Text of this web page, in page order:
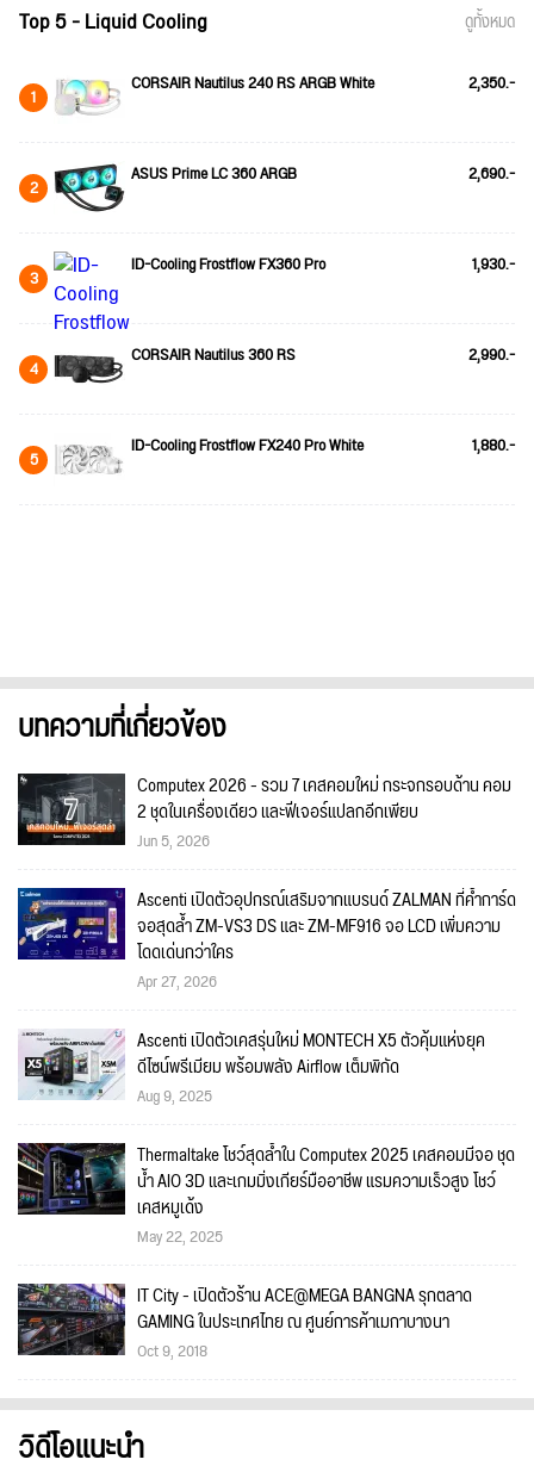
Top 5 - Liquid Cooling ดูทั้งหมด
1 CORSAIR Nautilus 240 RS ARGB White 2,350.-
2 ASUS Prime LC 360 ARGB 2,690.-
3 ID-Cooling Frostflow FX360 Pro 1,930.-
4 CORSAIR Nautilus 360 RS 2,990.-
5 ID-Cooling Frostflow FX240 Pro White 1,880.-
บทความที่เกี่ยวข้อง
Computex 2026 - รวม 7 เคสคอมใหม่ กระจกรอบด้าน คอม
2 ชุดในเครื่องเดียว และฟีเจอร์แปลกอีกเพียบ
Jun 5, 2026
Ascenti เปิดตัวอุปกรณ์เสริมจากแบรนด์ ZALMAN ที่ค้ำการ์ด
จอสุดล้ำ ZM-VS3 DS และ ZM-MF916 จอ LCD เพิ่มความ
โดดเด่นกว่าใคร
Apr 27, 2026
Ascenti เปิดตัวเคสรุ่นใหม่ MONTECH X5 ตัวคุ้มแห่งยุค
ดีไซน์พรีเมียม พร้อมพลัง Airflow เต็มพิกัด
Aug 9, 2025
Thermaltake โชว์สุดล้ำใน Computex 2025 เคสคอมมีจอ ชุด
น้ำ AIO 3D และเกมมิ่งเกียร์มืออาชีพ แรมความเร็วสูง โชว์
เคสหมูเด้ง
May 22, 2025
IT City - เปิดตัวร้าน ACE@MEGA BANGNA รุกตลาด
GAMING ในประเทศไทย ณ ศูนย์การค้าเมกาบางนา
Oct 9, 2018
วิดีโอแนะนำ